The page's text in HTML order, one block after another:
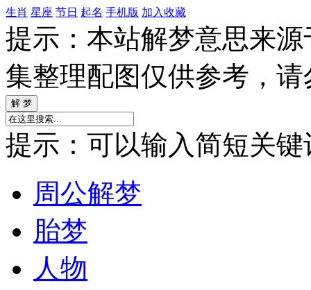
生肖 星座 节日 起名 手机版 加入收藏
提示：本站解梦意思来
集整理配图仅供参考，
提示：可以输入简短关键
周公解梦
胎梦
人物